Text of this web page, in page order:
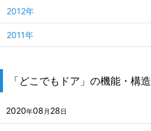
「どこでもドア」の機能・構造
2020年08 月 28日
2012年
2011年